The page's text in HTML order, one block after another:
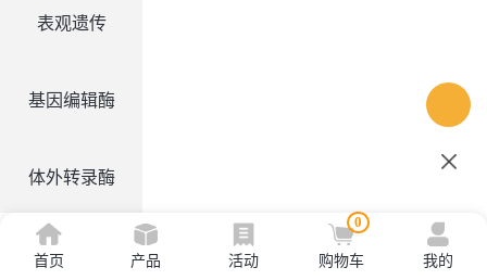
表观遗传
基因编辑酶
体外转录酶
其他酶
首页 产品 活动
0
购物车 我的